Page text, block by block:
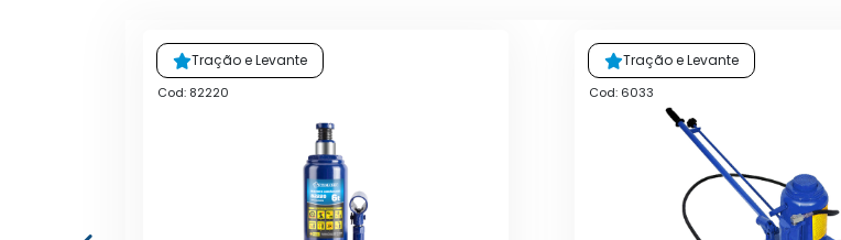
Tração e Levante
Cod: 82220
Tração e Levante
Cod: 6033